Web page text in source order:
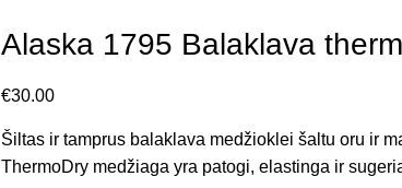
Alaska 1795 Balaklava
€30.00
Šiltas ir tamprus balaklava medžioklei šaltu oru ir
ThermoDry medžiaga yra patogi, elastinga ir